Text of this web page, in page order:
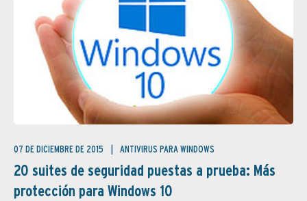
07 DE DICIEMBRE DE 2015 ANTIVIRUS PARA WINDOWS
20 suites de seguridad puestas a prueba: Más
protección para Windows 10